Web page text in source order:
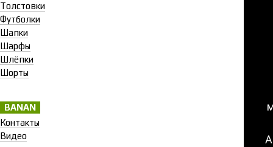
Толстовки
Футболки
Шапки
Шарфы
Шлёпки
Шорты
BANAN
Контакты
Видео